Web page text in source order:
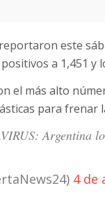
este
a 1,451 y
el más alto
para frenar
Argentina
4 de